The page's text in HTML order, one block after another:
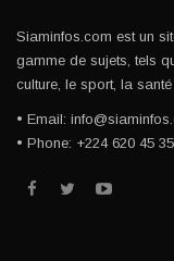
Siaminfos.com est un
gamme de sujets, tels
culture, le sport, la
• Email:
• Phone: +224 620 45